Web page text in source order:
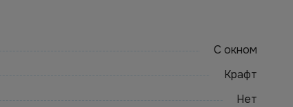
С окном
Крафт
Нет